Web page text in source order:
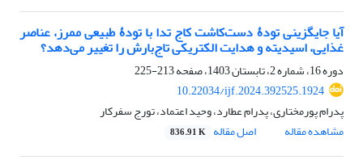
آیا جایگزینی تودۀ دست‌کاشت کاج تدا با تودۀ طبیعی ممرز، عناصر
غذایی، اسیدیته و هدایت الکتریکی تاج‌بارش را تغییر می‌دهد؟
دوره 16، شماره 2، تابستان 1403، صفحه
213-225
10.22034/ijf.2024.392525.1924
پدرام پورمختاری، پدرام عطارد، وحید اعتماد، تورج سفرکار
مشاهده مقاله
اصل مقاله 836.91 K